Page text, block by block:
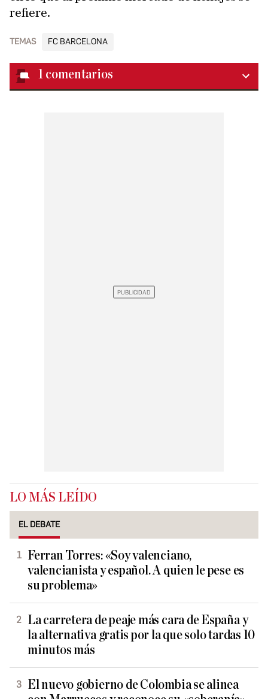
refiere.
TEMAS FC BARCELONA
1 comentarios
LO MÁS LEÍDO
EL DEBATE
Ferran Torres: «Soy valenciano,
valencianista y español. A quien le pese es
su problema»
La carretera de peaje más cara de España y
la alternativa gratis por la que solo tardas 10
minutos más
El nuevo gobierno de Colombia se alinea